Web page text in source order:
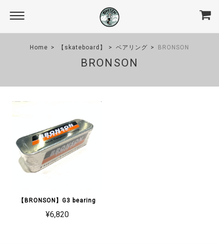
Home 【skateboard】 ベアリング BRONSON
BRONSON
【BRONSON】G3 bearing
¥6,820